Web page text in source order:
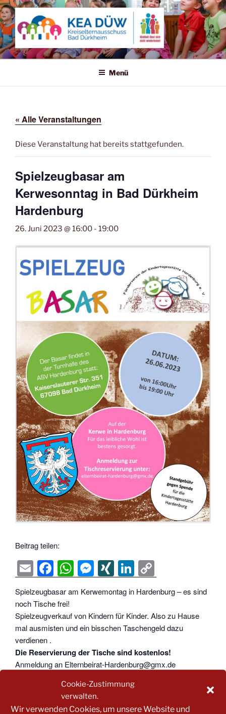
Cookie-Zustimmung
verwalten.
Wir verwenden Cookies, um unsere Website und
Zum
Inhalt
springen
KREISELTERNAUSSCHUSS
BAD DÜRKHEIM
Kindheit lässt sich nicht wiederholen!
Menü
« Alle Veranstaltungen
Diese Veranstaltung hat bereits stattgefunden.
Spielzeugbasar am
Kerwesonntag in Bad Dürkheim
Hardenburg
26. Juni 2023 @ 16:00 - 19:00
Beitrag teilen:
E
m
ail
F
a
c
e
b
o
o
W
h
at
s
A
p
p
M
e
ss
e
n
g
er
XI
N
G
Li
n
k
e
dI
n
o
p
y
Li
n
k
Spielzeugbasar am Kerwemontag in Hardenburg – es sind
noch Tische frei!
Spielzeugverkauf von Kindern für Kinder. Also zu Hause
mal ausmisten und ein bisschen Taschengeld dazu
verdienen .
Die Reservierung der Tische sind kostenlos!
Anmeldung an Elternbeirat-Hardenburg@gmx.de
Zum Kalender hinzufügen